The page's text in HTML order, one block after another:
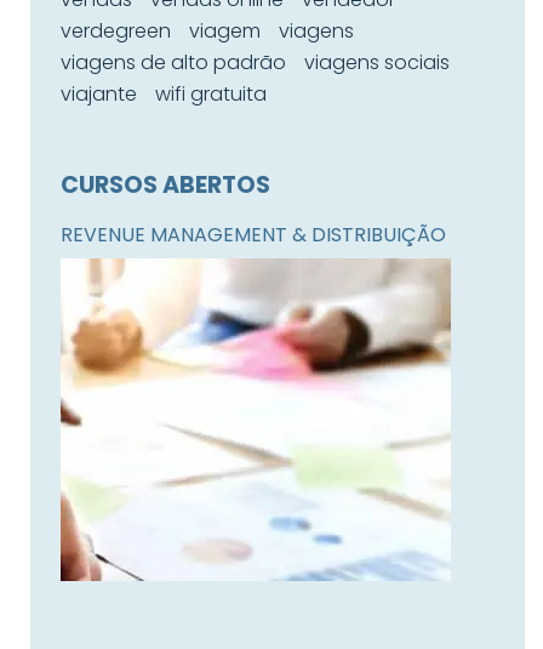
verdegreen
viagem
viagens
viagens de alto padrão
viagens sociais
viajante
wifi gratuita
CURSOS ABERTOS
REVENUE MANAGEMENT & DISTRIBUIÇÃO